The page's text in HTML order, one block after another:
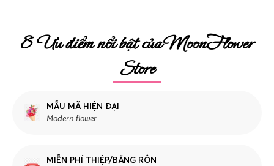
8 Ưu điểm nổi bật của MoonFlower
Store
MẪU MÃ HIỆN ĐẠI
Modern flower
MIỄN PHÍ THIỆP/BĂNG RÔN